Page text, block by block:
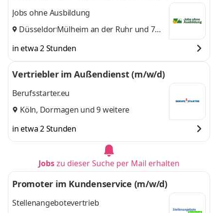
Jobs ohne Ausbildung
Düsseldorf,
Mülheim an der Ruhrund 7
in etwa 2 Stunden
Vertriebler im Außendienst (m/w/d)
Berufsstarter.eu
Köln, Dormagen und 9 weitere
in etwa 2 Stunden
Jobszu dieser Suche per Mail erhalten
Promoter im Kundenservice (m/w/d)
Stellenangebotevertrieb